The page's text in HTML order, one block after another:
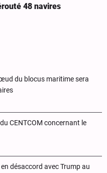
48 navires
du blocus maritime sera
CENTCOM concernant le
désaccord avec Trump au